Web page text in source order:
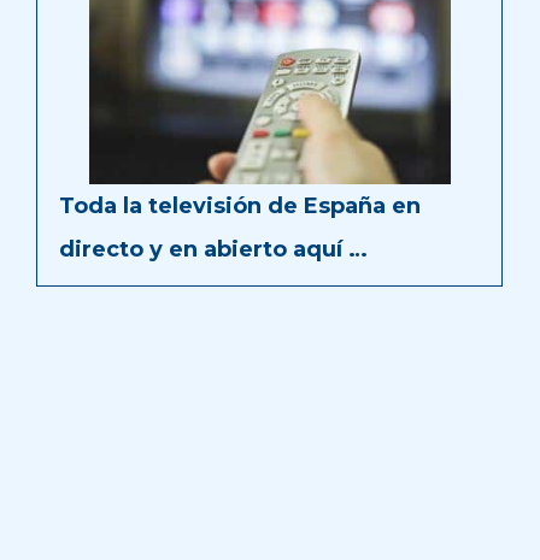
Toda la televisión de España en
directo y en abierto aquí …